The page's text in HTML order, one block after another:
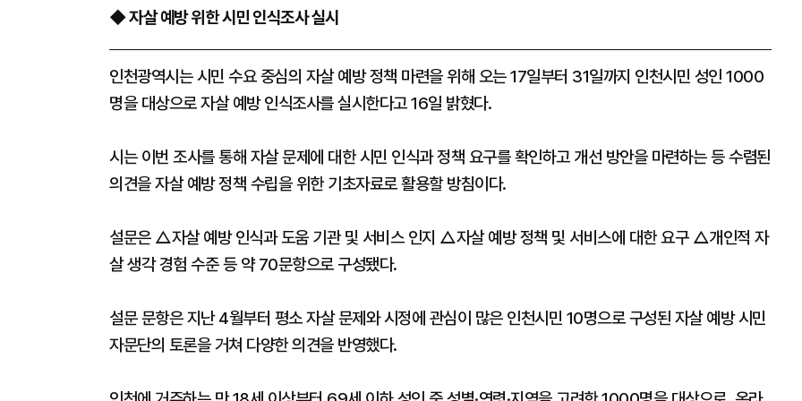
◆ 자살 예방 위한 시민 인식조사 실시
인천광역시는 시민 수요 중심의 자살 예방 정책 마련을 위해 오는 17일부터 31일까지 인천시민 성인 1000
명을 대상으로 자살 예방 인식조사를 실시한다고 16일 밝혔다.
시는 이번 조사를 통해 자살 문제에 대한 시민 인식과 정책 요구를 확인하고 개선 방안을 마련하는 등 수렴된
의견을 자살 예방 정책 수립을 위한 기초자료로 활용할 방침이다.
설문은 △자살 예방 인식과 도움 기관 및 서비스 인지 △자살 예방 정책 및 서비스에 대한 요구 △개인적 자
살 생각 경험 수준 등 약 70문항으로 구성됐다.
설문 문항은 지난 4월부터 평소 자살 문제와 시정에 관심이 많은 인천시민 10명으로 구성된 자살 예방 시민
자문단의 토론을 거쳐 다양한 의견을 반영했다.